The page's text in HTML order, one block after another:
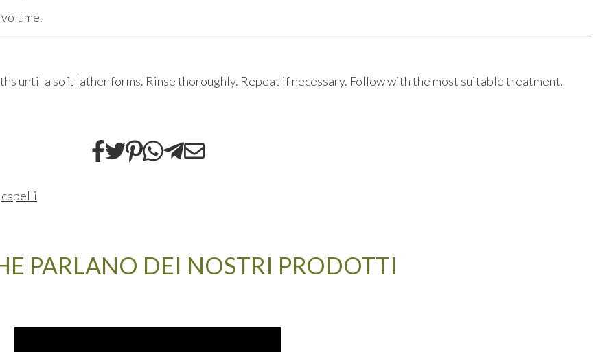
until a soft lather forms. Rinse thoroughly. Repeat if necessary. Follow with the most suitable treatment.
capelli
PARLANO DEI NOSTRI PRODOTTI